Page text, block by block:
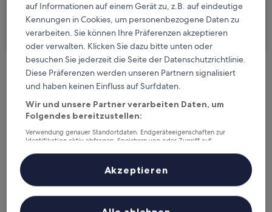
Ich reise geschäftlich
Suchen
Kostenlose Stornierung bei
Verdiene Prämien für jede
wahrgenommene Übernachtung
Mehr sparen mit Preisen für Mitglieder
auf Informationen auf einem Gerät zu, z.B. auf eindeutige
Kennungen in Cookies, um personenbezogene Daten zu
verarbeiten. Sie können Ihre Präferenzen akzeptieren
oder verwalten. Klicken Sie dazu bitte unten oder
besuchen Sie jederzeit die Seite der Datenschutzrichtlinie.
Diese Präferenzen werden unseren Partnern signalisiert
und haben keinen Einfluss auf Surfdaten.
Wir und unsere Partner verarbeiten Daten, um
Folgendes bereitzustellen:
Verwendung genauer Standortdaten. Endgeräteeigenschaften zur
Identifikation aktiv abfragen. Speichern von oder Zugriff auf
Inhalte, Messung von Werbeleistung und der Performance von Inhalten,
Zielgruppenforschung sowie Entwicklung und Verbesserung von
Liste der Partner (Lieferanten)
Akzeptieren